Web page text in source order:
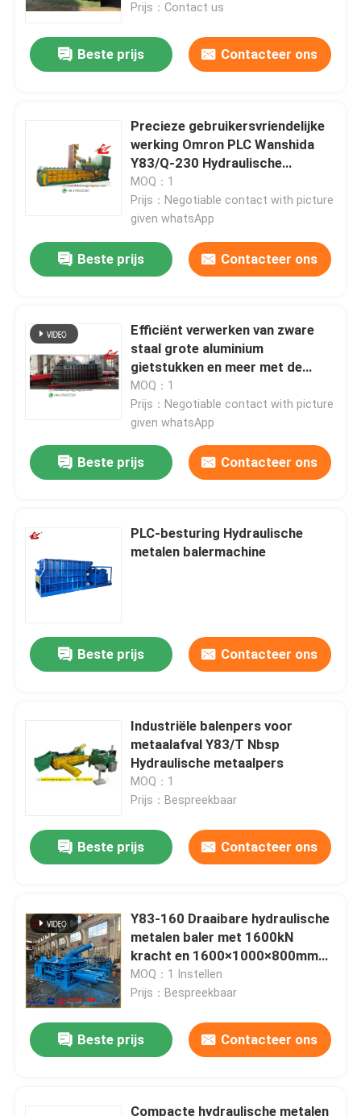
Huis
Over ons
Kwaliteitscontrole
Nieuws
Gevallen
Vraag een offerte
Industriële Persmachine
Prijs：Contact us
Beste prijs Contacteer ons
Precieze gebruikersvriendelijke
werking Omron PLC Wanshida
Y83/Q-230 Hydraulische
metaalbaler
MOQ：1
Prijs：Negotiable contact with picture
given whatsApp
Beste prijs Contacteer ons
Efficiënt verwerken van zware
staal grote aluminium
gietstukken en meer met de
Wanshida Y83Q-10000
Hydraulische Metal Baler
MOQ：1
Prijs：Negotiable contact with picture
given whatsApp
Beste prijs Contacteer ons
PLC-besturing Hydraulische
metalen balermachine
Beste prijs Contacteer ons
Industriële balenpers voor
metaalafval Y83/T Nbsp
Hydraulische metaalpers
MOQ：1
Prijs：Bespreekbaar
Beste prijs Contacteer ons
Y83-160 Draaibare hydraulische
metalen baler met 1600kN
kracht en 1600×1000×800mm
kamer voor afvalrecycling
MOQ：1 Instellen
Prijs：Bespreekbaar
Beste prijs Contacteer ons
Compacte hydraulische metalen